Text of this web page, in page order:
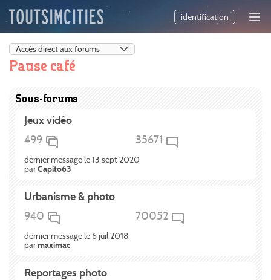
identification
Pause café
Sous-forums
Jeux vidéo
499
35671
dernier message le 13 sept 2020
parCapito63
Urbanisme & photo
940
70052
dernier message le 6 juil 2018
parmaximac
Reportages photo